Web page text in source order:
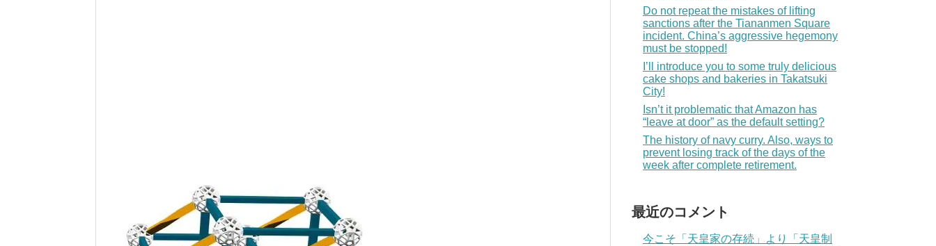
Do not repeat the mistakes of lifting
sanctions after the Tiananmen Square
incident. China’s aggressive hegemony
must be stopped!
I’ll introduce you to some truly delicious
cake shops and bakeries in Takatsuki
City!
Isn’t it problematic that Amazon has
“leave at door” as the default setting?
The history of navy curry. Also, ways to
prevent losing track of the days of the
week after complete retirement.
最近のコメント
今こそ「天皇家の存続」より「天皇制